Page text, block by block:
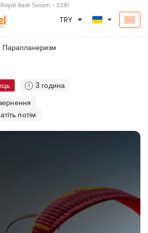
Royal Asel Turizm - 2291
TRY
Парапланеризм
3 година
потім